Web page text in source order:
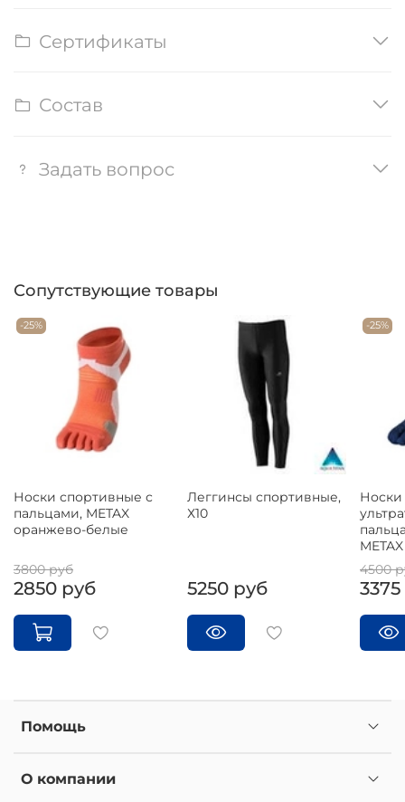
Сертификаты
Состав
Задать вопрос
Сопутствующие товары
-25%
Носки спортивные с
пальцами, METAX
оранжево-белые
3800 руб
2850 руб
Леггинсы спортивные,
Х10
5250 руб
-25%
Носки
4500
Помощь
О компании